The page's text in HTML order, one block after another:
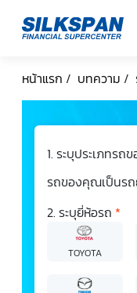
หน้าแรก / บทความ /
ระบุประเภทรถ
รถของคุณเป็นร
ระบุยี่ห้อรถ *
TOYOTA